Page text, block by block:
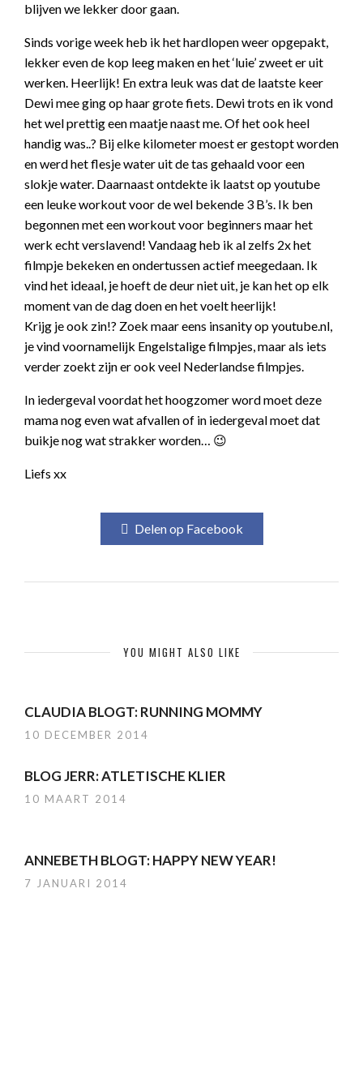
blijven we lekker door gaan.
Sinds vorige week heb ik het hardlopen weer opgepakt,
lekker even de kop leeg maken en het ‘luie’ zweet er uit
werken. Heerlijk! En extra leuk was dat de laatste keer
Dewi mee ging op haar grote fiets. Dewi trots en ik vond
het wel prettig een maatje naast me. Of het ook heel
handig was..? Bij elke kilometer moest er gestopt worden
en werd het flesje water uit de tas gehaald voor een
slokje water. Daarnaast ontdekte ik laatst op youtube
een leuke workout voor de wel bekende 3 B’s. Ik ben
begonnen met een workout voor beginners maar het
werk echt verslavend! Vandaag heb ik al zelfs 2x het
filmpje bekeken en ondertussen actief meegedaan. Ik
vind het ideaal, je hoeft de deur niet uit, je kan het op elk
moment van de dag doen en het voelt heerlijk!
Krijg je ook zin!? Zoek maar eens insanity op youtube.nl,
je vind voornamelijk Engelstalige filmpjes, maar als iets
verder zoekt zijn er ook veel Nederlandse filmpjes.
In iedergeval voordat het hoogzomer word moet deze
mama nog even wat afvallen of in iedergeval moet dat
buikje nog wat strakker worden… 😉
Liefs xx
Delen op Facebook
YOU MIGHT ALSO LIKE
CLAUDIA BLOGT: RUNNING MOMMY
10 DECEMBER 2014
BLOG JERR: ATLETISCHE KLIER
10 MAART 2014
ANNEBETH BLOGT: HAPPY NEW YEAR!
7 JANUARI 2014